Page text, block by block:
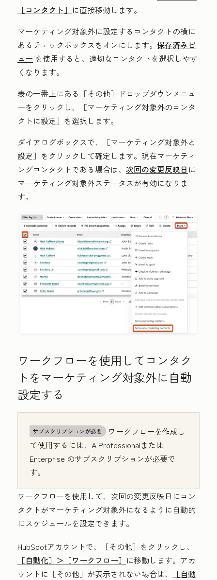
［コンタクト］ に直接移動します。
マーケティング対象外に設定するコンタクトの横に
あるチェックボックスをオンにします。 保存済みビ
ュー を使用すると、適切なコンタクトを選択しやす
くなります。
表の一番上にある［その他］
ドロップダウンメニュ
ーをクリックし、［マーケティング対象外のコンタ
クトに設定］ を選択します。
ダイアログボックスで、［マーケティング対象外と
設定］ をクリックして確定します。現在マーケティ
ングコンタクトである場合は、 次回の変更反映日 に
マーケティング対象外ステータスが有効になりま
す。
ワークフローを使用してコンタク
トをマーケティング対象外に自動
設定する
サブスクリプションが必要
ワークフローを作成し
て使用するには、 A Professional または
Enterprise のサブスクリプションが必要で
す。
ワークフローを使用して、次回の変更反映日にコン
タクトがマーケティング対象外になるように自動的
にスケジュールを設定できます。
HubSpotアカウントで、
［その他］をクリックし、
［自動化］＞ ［ワークフロー］ に移動します。アカ
ウントに ［その他］が表示されない場合は、
［自動